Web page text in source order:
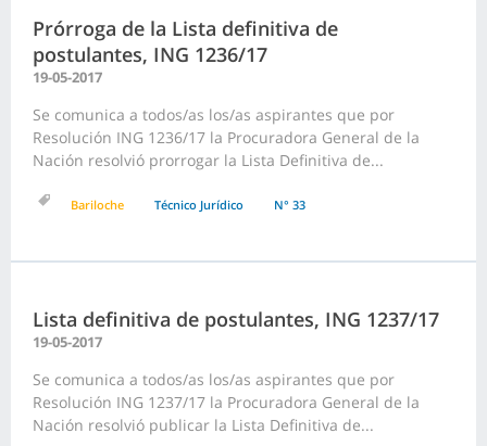
Prórroga de la Lista definitiva de
postulantes, ING 1236/17
19-05-2017
Se comunica a todos/as los/as aspirantes que por
Resolución ING 1236/17 la Procuradora General de la
Nación resolvió prorrogar la Lista Definitiva de...
Bariloche Técnico Jurídico N° 33
Lista definitiva de postulantes, ING 1237/17
19-05-2017
Se comunica a todos/as los/as aspirantes que por
Resolución ING 1237/17 la Procuradora General de la
Nación resolvió publicar la Lista Definitiva de...